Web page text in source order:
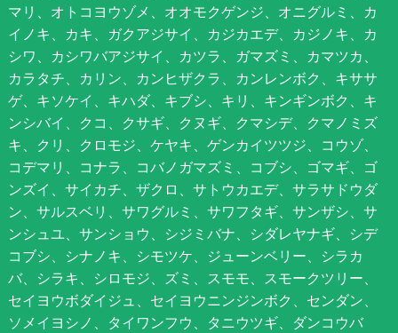
マリ、オトコヨウゾメ、オオモクゲンジ、オニグルミ、カ
イノキ、カキ、ガクアジサイ、カジカエデ、カジノキ、カ
シワ、カシワバアジサイ、カツラ、ガマズミ、カマツカ、
カラタチ、カリン、カンヒザクラ、カンレンボク、キササ
ゲ、キソケイ、キハダ、キブシ、キリ、キンギンボク、キ
ンシバイ、クコ、クサギ、クヌギ、クマシデ、クマノミズ
キ、クリ、クロモジ、ケヤキ、ゲンカイツツジ、コウゾ、
コデマリ、コナラ、コバノガマズミ、コブシ、ゴマギ、ゴ
ンズイ、サイカチ、ザクロ、サトウカエデ、サラサドウダ
ン、サルスベリ、サワグルミ、サワフタギ、サンザシ、サ
ンシュユ、サンショウ、シジミバナ、シダレヤナギ、シデ
コブシ、シナノキ、シモツケ、ジューンベリー、シラカ
バ、シラキ、シロモジ、ズミ、スモモ、スモークツリー、
セイヨウボダイジュ、セイヨウニンジンボク、センダン、
ソメイヨシノ、タイワンフウ、タニウツギ、ダンコウバ